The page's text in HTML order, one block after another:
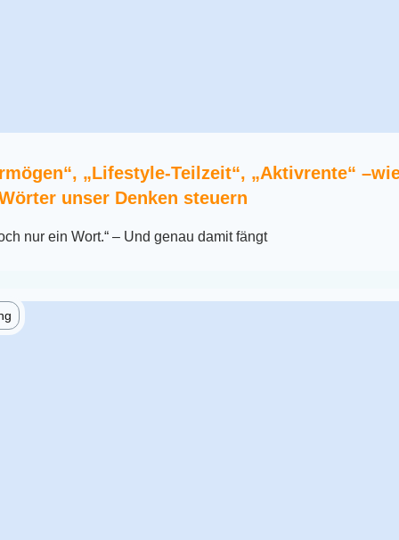
„Lifestyle-Teilzeit“, „Aktivrente“
unser Denken steuern
nur ein Wort.“ – Und genau damit fängt